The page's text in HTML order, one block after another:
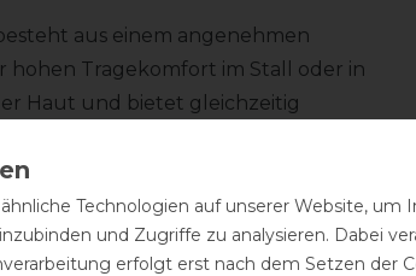
aus einem angenehmen
Tragekomfort im Stall oder in
Haut und bietet gleichzeitig
macht den Hoodie zu einem
Kordelzug schützt bei kühleren
Technologien auf unserer Website, um
und Zugriffe zu analysieren. Dabei
erfolgt erst nach dem Setzen der